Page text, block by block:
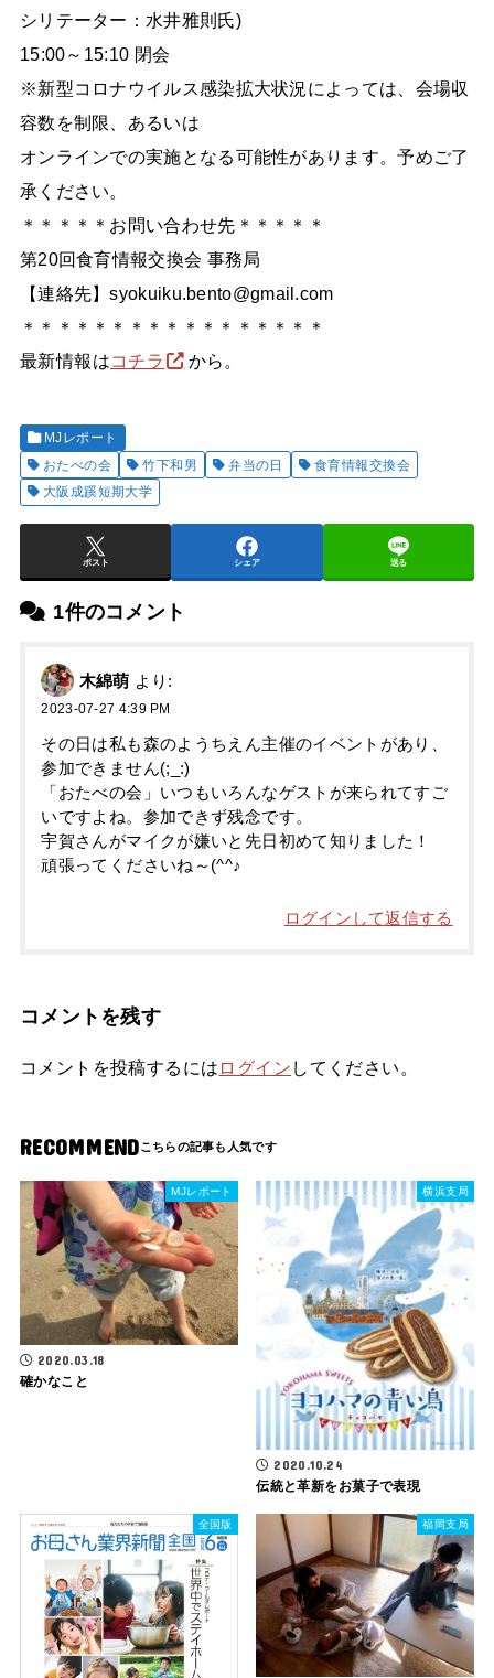
シリテーター：水井雅則氏)
15:00～15:10 閉会
※新型コロナウイルス感染拡大状況によっては、会場収
容数を制限、あるいは
オンラインでの実施となる可能性があります。予めご了
承ください。
＊＊＊＊＊お問い合わせ先＊＊＊＊＊
第20回食育情報交換会 事務局
【連絡先】syokuiku.bento@gmail.com
＊＊＊＊＊＊＊＊＊＊＊＊＊＊＊＊＊
最新情報はコチラ から。
MJレポート
おたべの会
竹下和男 弁当の日
食育情報交換会
大阪成蹊短期大学
ポスト シェア 送る
1件のコメント
木綿萌 より:
2023-07-27 4:39 PM
その日は私も森のようちえん主催のイベントがあり、
参加できません(;_:)
「おたべの会」いつもいろんなゲストが来られてすご
いですよね。参加できず残念です。
宇賀さんがマイクが嫌いと先日初めて知りました！
頑張ってくださいね～(^^♪
ログインして返信する
コメントを残す
コメントを投稿するには ログイン してください。
RECOMMEND
MJレポート
2020.03.18
確かなこと
横浜支局
2020.10.24
伝統と革新をお菓子で表現
全国版 福岡支局